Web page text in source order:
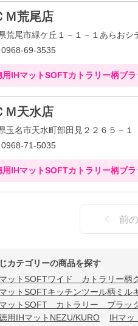
Ｍ荒尾店
荒尾市緑ケ丘１－１－１あらおシ
69-3535
用IHマットSOFTカトラリー柄ブラ
Ｍ天水店
玉名市天水町部田見２２６５－１
71-5035
用IHマットSOFTカトラリー柄ブラ
前の
カテゴリーの商品を探す
ットSOFTワイド カトラリー柄
ットSOFTキッチンツール柄ミル
ットSOFT カトラリー ブラッ
用IHマットNEZU/KURO
IHマッ